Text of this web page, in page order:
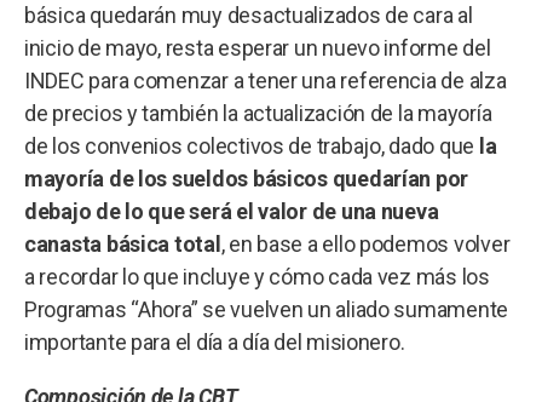
básica quedarán muy desactualizados de cara al
inicio de mayo, resta esperar un nuevo informe del
INDEC para comenzar a tener una referencia de alza
de precios y también la actualización de la mayoría
de los convenios colectivos de trabajo, dado que la
mayoría de los sueldos básicos quedarían por
debajo de lo que será el valor de una nueva
canasta básica total, en base a ello podemos volver
a recordar lo que incluye y cómo cada vez más los
Programas “Ahora” se vuelven un aliado sumamente
importante para el día a día del misionero.
Composición de la CBT